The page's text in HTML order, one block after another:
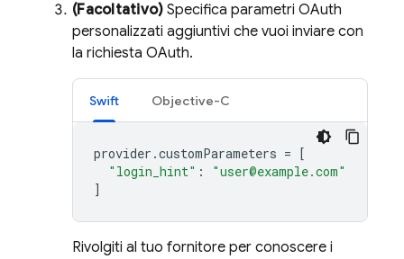
(Facoltativo) Specifica parametri OAuth
personalizzati aggiuntivi che vuoi inviare con
la richiesta OAuth.
Swift Objective-C
provider .customParameters = [
"login_hint" :
"user@example.com"
]
Rivolgiti al tuo fornitore per conoscere i